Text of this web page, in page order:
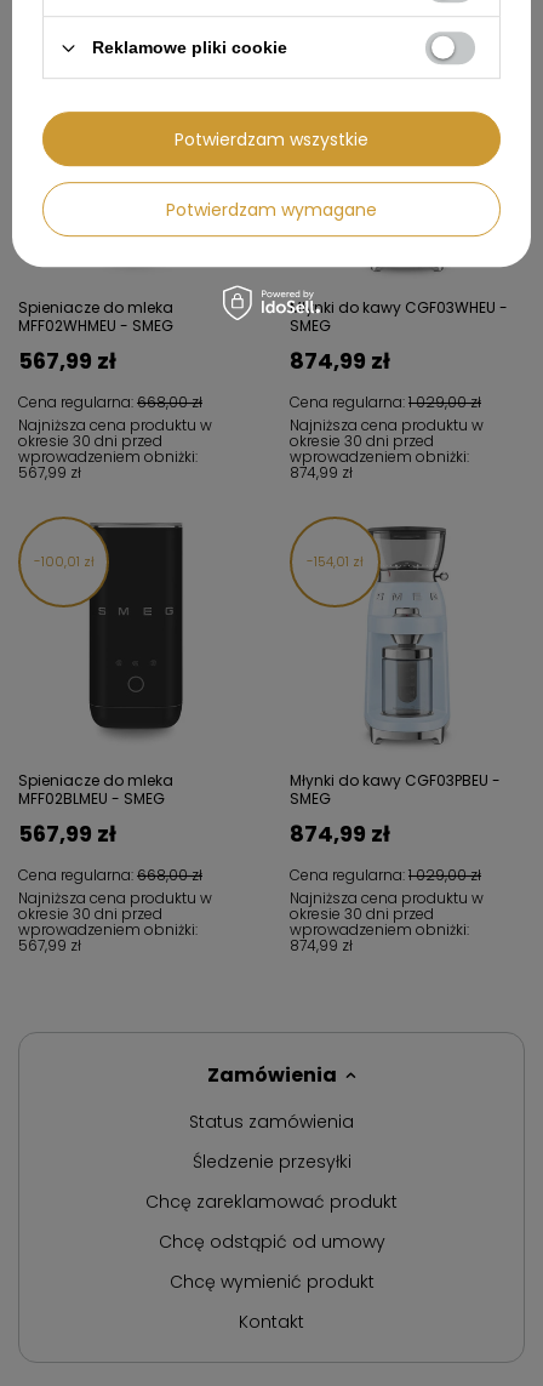
Spieniacze do mleka
MFF02WHMEU - SMEG
Cena regularna:668,00 zł
567,99 zł
Najniższa cena produktu w
okresie 30 dni przed
wprowadzeniem obniżki:
567,99 zł
Młynki do kawy CGF03WHEU -
SMEG
Cena regularna:1 029,00 zł
874,99 zł
Najniższa cena produktu w
okresie 30 dni przed
wprowadzeniem obniżki:
874,99 zł
100,01 zł
Spieniacze do mleka
MFF02BLMEU - SMEG
Cena regularna:668,00 zł
567,99 zł
Najniższa cena produktu w
okresie 30 dni przed
wprowadzeniem obniżki:
567,99 zł
154,01 zł
Młynki do kawy CGF03PBEU -
SMEG
Cena regularna:1 029,00 zł
874,99 zł
Najniższa cena produktu w
okresie 30 dni przed
wprowadzeniem obniżki:
874,99 zł
Zamówienia
Status zamówienia
Śledzenie przesyłki
Chcę zareklamować produkt
Chcę odstąpić od umowy
Chcę wymienić produkt
Kontakt
Reklamowe pliki cookie
Potwierdzam wymagane
Potwierdzam wszystkie